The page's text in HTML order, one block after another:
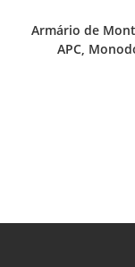
Armário de
APC,